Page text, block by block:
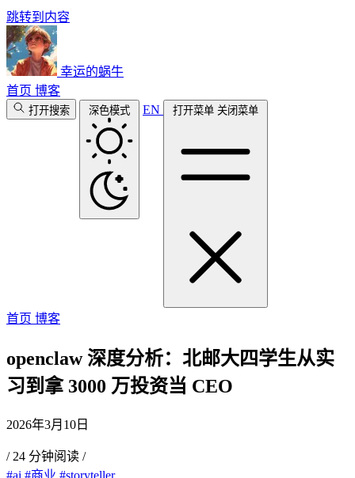
跳转到内容
幸运的蜗牛
首页 博客
打开搜索 深色模式 EN 打开菜单 关闭菜单
首页 博客
openclaw 深度分析：北邮大四学生从实
习到拿 3000 万投资当 CEO
2026年3月10日
/ 24 分钟阅读 /
#ai #商业 #storyteller